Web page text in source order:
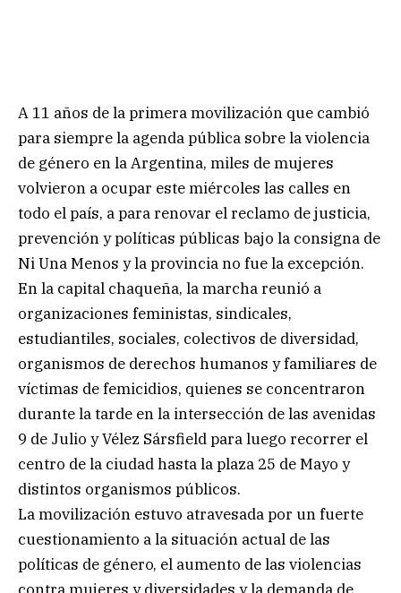
A 11 años de la primera movilización que cambió
para siempre la agenda pública sobre la violencia
de género en la Argentina, miles de mujeres
volvieron a ocupar este miércoles las calles en
todo el país, a para renovar el reclamo de justicia,
prevención y políticas públicas bajo la consigna de
Ni Una Menos y la provincia no fue la excepción.
En la capital chaqueña, la marcha reunió a
organizaciones feministas, sindicales,
estudiantiles, sociales, colectivos de diversidad,
organismos de derechos humanos y familiares de
víctimas de femicidios, quienes se concentraron
durante la tarde en la intersección de las avenidas
9 de Julio y Vélez Sársfield para luego recorrer el
centro de la ciudad hasta la plaza 25 de Mayo y
distintos organismos públicos.
La movilización estuvo atravesada por un fuerte
cuestionamiento a la situación actual de las
políticas de género, el aumento de las violencias